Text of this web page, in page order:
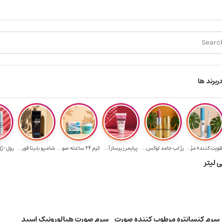
هدیه برای خرید های بالای ارسال رایگان برای خرید ۳.۵ میلیون به یالا
برند ها
کننده مژ... رژ لب جامد لوکس... پرایمر زیرساز آ... کرم 24 ساعته صو... شامپو بلیتا فور... رول-
سرم کنسانتره مرطوب‌ کننده صورت سرم صورت هیالورونیک اسید